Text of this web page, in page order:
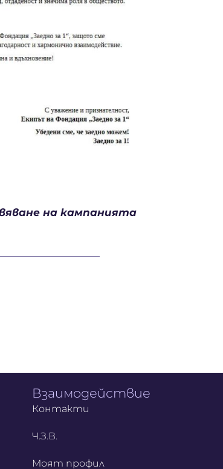
на кампанията
Взаимодействие
Контакти
Ч.З.В.
Моят профил